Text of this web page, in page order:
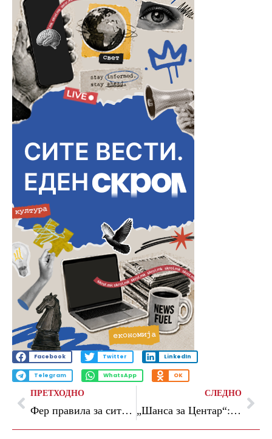
Facebook Twitter LinkedIn
Telegram WhatsApp OK
ПРЕТХОДНО
Фер правила за сите – предуслов за модерен и одржлив систем за управување со отпадот
СЛЕДНО
„Шанса за Центар“: Десетици крупни градби се планираат на стрмен терен на Водно